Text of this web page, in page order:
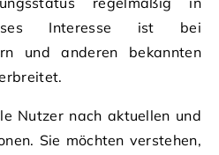
Interesse ist bei
und anderen bekannten
Nutzer nach aktuellen und
Sie möchten verstehen,